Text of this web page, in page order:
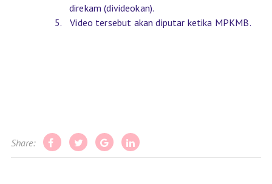
direkam (divideokan).
5.
Video tersebut akan diputar ketika MPKMB.
Share: